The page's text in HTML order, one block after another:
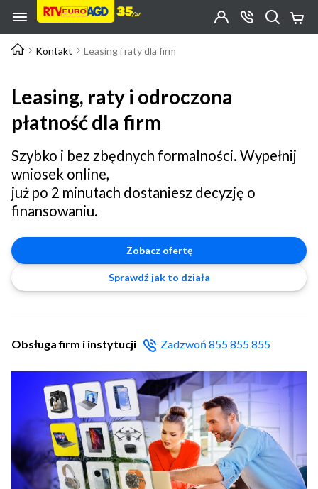
Przejdź do zawartości strony
Przejdź do wyszukiwarki
Przejdź do kategorii
Przejdź do stopki
OTWÓRZ
MENU
Moje
Konto
Kontakt Leasing i raty dla firm
Leasing, raty i odroczona
płatność dla firm
Szybko i bez zbędnych formalności. Wypełnij
wniosek online,
już po 2 minutach dostaniesz decyzję o
finansowaniu.
Zobacz ofertę
Sprawdź jak to działa
Obsługa firm i instytucji Zadzwoń 855 855 855